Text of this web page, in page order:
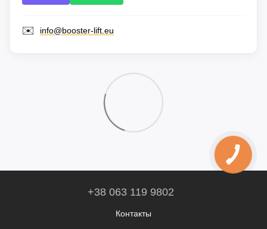
✉️ info@booster-lift.eu
+38 063 119 9802
Контакты